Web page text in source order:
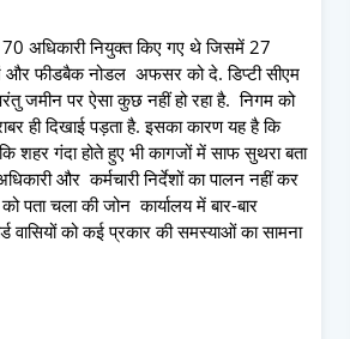
70 अधिकारी नियुक्त किए गए थे जिसमें 27
और फीडबैक नोडल अफसर को दे. डिप्टी सीएम
जमीन पर ऐसा कुछ नहीं हो रहा है. निगम को
ही दिखाई पड़ता है. इसका कारण यह है कि
शहर गंदा होते हुए भी कागजों में साफ सुथरा बता
और कर्मचारी निर्देशों का पालन नहीं कर
पता चला की जोन कार्यालय में बार-बार
वासियों को कई प्रकार की समस्याओं का सामना